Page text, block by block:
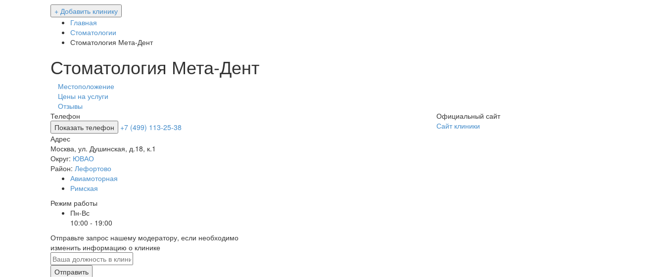
+ Добавить клинику
Главная
Стоматологии
Стоматология Мета-Дент
Стоматология Мета-Дент
Местоположение
Цены на услуги
Отзывы
Телефон
Показать телефон
+7 (499) 113-25-38
Адрес
Москва, ул. Душинская, д.18, к.1
Округ: ЮВАО
Район: Лефортово
Авиамоторная
Римская
Режим работы
Пн-Вс
10:00 - 19:00
Отправьте запрос нашему модератору, если необходимо
изменить информацию о клинике
Отправить
Официальный сайт
Сайт клиники